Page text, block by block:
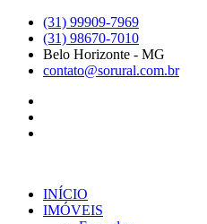
para
conteúdo
(31) 99909-7969
(31) 98670-7010
Belo Horizonte - MG
contato@sorural.com.br
INÍCIO
IMÓVEIS